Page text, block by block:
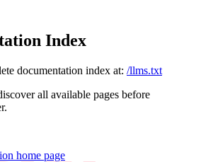
Index
documentation index at: /llms.txt
all available pages before
home page